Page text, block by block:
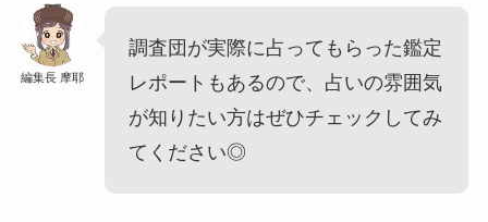
編集長 摩耶
調査団が実際に占ってもらった鑑定
レポートもあるので、占いの雰囲気
が知りたい方はぜひチェックしてみ
てください◎